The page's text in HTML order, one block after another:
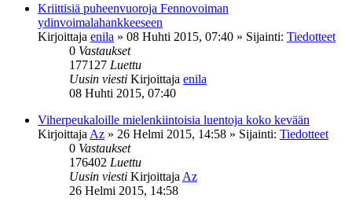
Kriittisiä puheenvuoroja Fennovoiman
ydinvoimalahankkeeseen
Kirjoittaja enila » 08 Huhti 2015, 07:40 » Sijainti: Tiedotteet
0 Vastaukset
177127 Luettu
Uusin viesti Kirjoittaja enila
08 Huhti 2015, 07:40
Viherpeukaloille mielenkiintoisia luentoja koko kevään
Kirjoittaja Az » 26 Helmi 2015, 14:58 » Sijainti: Tiedotteet
0 Vastaukset
176402 Luettu
Uusin viesti Kirjoittaja Az
26 Helmi 2015, 14:58